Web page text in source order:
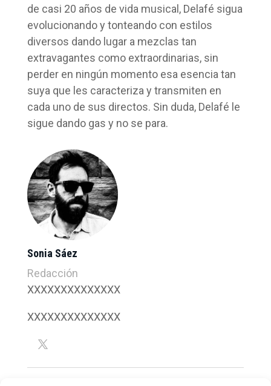
de casi 20 años de vida musical, Delafé sigua
evolucionando y tonteando con estilos
diversos dando lugar a mezclas tan
extravagantes como extraordinarias, sin
perder en ningún momento esa esencia tan
suya que les caracteriza y transmiten en
cada uno de sus directos. Sin duda, Delafé le
sigue dando gas y no se para.
Sonia Sáez
Redacción
XXXXXXXXXXXXXX
XXXXXXXXXXXXXX